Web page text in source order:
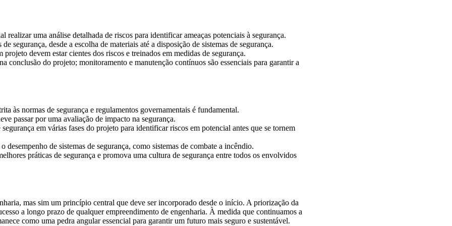
realizar uma análise detalhada de riscos para identificar ameaças potenciais à segurança.
segurança, desde a escolha de materiais até a disposição de sistemas de segurança.
devem estar cientes dos riscos e treinados em medidas de segurança.
conclusão do projeto; monitoramento e manutenção contínuos são essenciais para garantir a
às normas de segurança e regulamentos governamentais é fundamental.
passar por uma avaliação de impacto na segurança.
em várias fases do projeto para identificar riscos em potencial antes que se tornem
desempenho de sistemas de segurança, como sistemas de combate a incêndio.
práticas de segurança e promova uma cultura de segurança entre todos os envolvidos
mas sim um princípio central que deve ser incorporado desde o início. A priorização da
a longo prazo de qualquer empreendimento de engenharia. À medida que continuamos a
como uma pedra angular essencial para garantir um futuro mais seguro e sustentável.